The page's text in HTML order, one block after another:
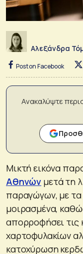
Αλεξάνδρα
Post on Facebook
Ανακαλύψτε
Μικτή εικόνα
Αθηνών μετά τη
παραγώγων, με
μοιρασμένα,
απορροφήσει τις
χαρτοφυλακίων
κατοχύρωση